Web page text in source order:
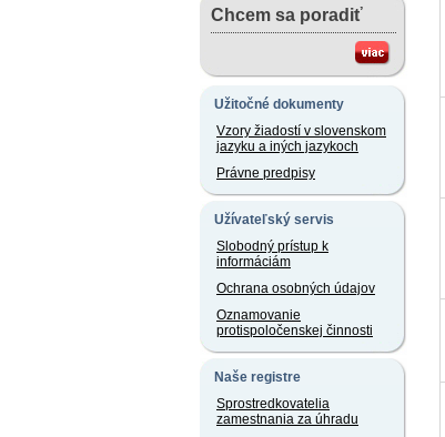
Chcem sa poradiť
Užitočné dokumenty
Vzory žiadostí v slovenskom
jazyku a iných jazykoch
Právne predpisy
Užívateľský servis
Slobodný prístup k
informáciám
Ochrana osobných údajov
Oznamovanie
protispoločenskej činnosti
Naše registre
Sprostredkovatelia
zamestnania za úhradu